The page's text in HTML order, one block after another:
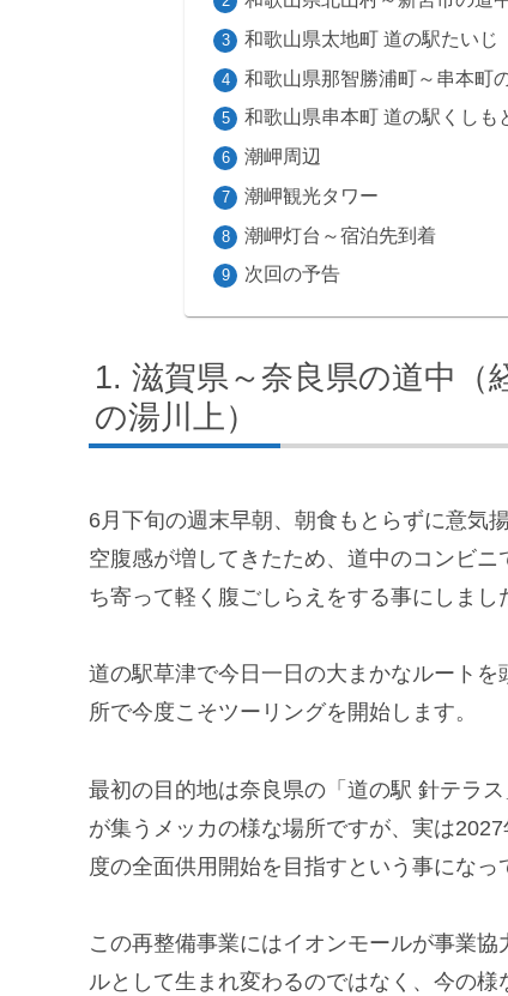
和歌山県太地町 道の駅たいじ
和歌山県那智勝浦町～串本町
和歌山県串本町 道の駅くしも
潮岬周辺
潮岬観光タワー
潮岬灯台～宿泊先到着
次回の予告
滋賀県～奈良県の道中（
の湯川上）
6月下旬の週末早朝、朝食もとらずに意気
空腹感が増してきたため、道中のコンビ
ち寄って軽く腹ごしらえをする事にしまし
道の駅草津で今日一日の大まかなルート
所で今度こそツーリングを開始します。
最初の目的地は奈良県の「道の駅 針テラ
が集うメッカの様な場所ですが、実は
度の全面供用開始を目指すという事になっ
この再整備事業にはイオンモールが事業
ルとして生まれ変わるのではなく、今の